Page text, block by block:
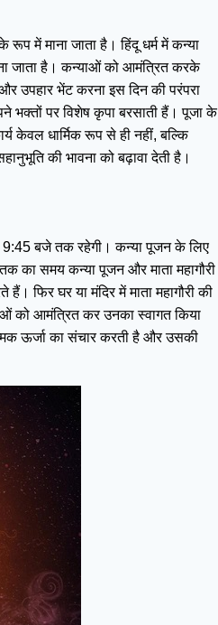
में माना जाता है। हिंदू धर्म में कन्या
जाता है। कन्याओं को आमंत्रित करके
उपहार भेंट करना इस दिन की परंपरा
भक्तों पर विशेष कृपा बरसाती हैं। पूजा के
केवल धार्मिक रूप से ही नहीं, बल्कि
की भावना को बढ़ावा देती है।
9:45 बजे तक रहेगी। कन्या पूजन के लिए
का समय कन्या पूजन और माता महागौरी
फिर घर या मंदिर में माता महागौरी की
को आमंत्रित कर उनका स्वागत किया
ऊर्जा का संचार करती है और उसकी